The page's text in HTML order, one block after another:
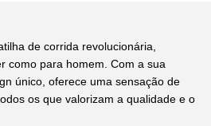
de corrida revolucionária,
como para homem. Com a sua
único, oferece uma sensação de
os que valorizam a qualidade e o